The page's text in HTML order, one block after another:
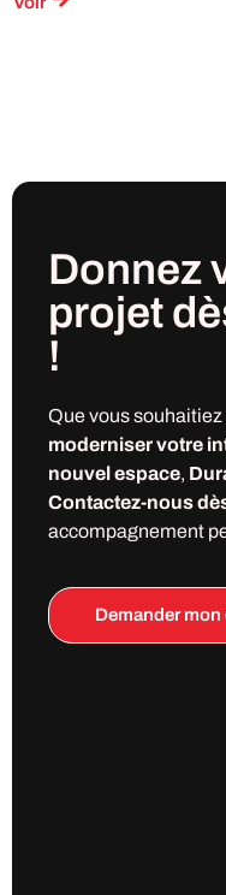
Donnez
projet
!
Que vous souhaitiez
moderniser votre
nouvel espace,
Contactez-nous
accompagnement
Demander